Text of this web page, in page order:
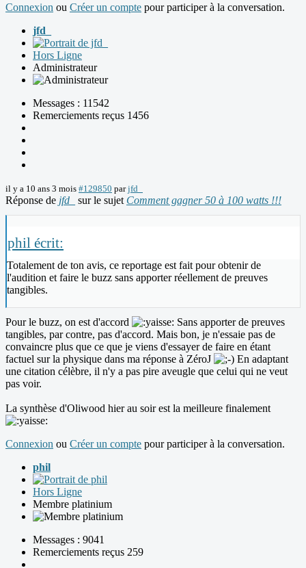
Connexion ou Créer un compte pour participer à la conversation.
jfd_
Hors Ligne
Administrateur
Messages : 11542
Remerciements reçus 1456
il y a 10 ans 3 mois #129850 parjfd_
Réponse de jfd_ sur le sujet Comment gagner 50 à 100 watts !!!
phil écrit:
Totalement de ton avis, ce reportage est fait pour obtenir de
l'audition et faire le buzz sans apporter réellement de preuves
tangibles.
Pour le buzz, on est d'accord
Sans apporter de preuves
tangibles, par contre, pas d'accord. Mais bon, je n'essaie pas de
convaincre plus que ce que je viens d'essayer de faire en étant
factuel sur la physique dans ma réponse à ZéroJ
En adaptant
une citation célèbre, il n'y a pas pire aveugle que celui qui ne veut
pas voir.
La synthèse d'Oliwood hier au soir est la meilleure finalement
Connexion ou Créer un compte pour participer à la conversation.
phil
Hors Ligne
Membre platinium
Messages : 9041
Remerciements reçus 259